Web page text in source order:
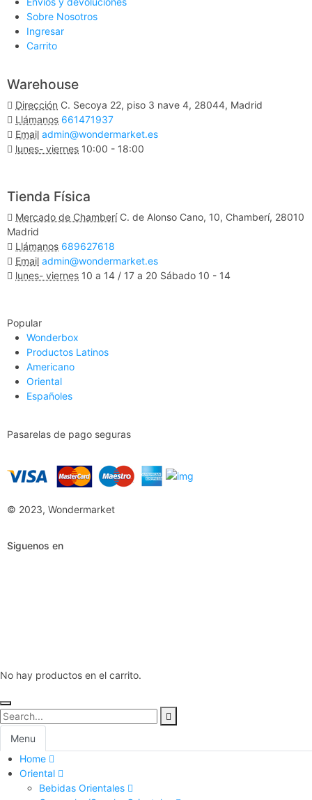
Sobre Nosotros
Ingresar
Carrito
Warehouse
Dirección C. Secoya 22, piso 3 nave 4, 28044, Madrid
Llámanos 661471937
Email admin@wondermarket.es
lunes- viernes 10:00 - 18:00
Tienda Física
Mercado de Chamberí C. de Alonso Cano, 10, Chamberí, 28010
Madrid
Llámanos 689627618
Email admin@wondermarket.es
lunes- viernes 10 a 14 / 17 a 20 Sábado 10 - 14
Popular
Wonderbox
Productos Latinos
Americano
Oriental
Españoles
Pasarelas de pago seguras
© 2023, Wondermarket
Siguenos en
No hay productos en el carrito.
Menu
Home
Oriental
Bebidas Orientales